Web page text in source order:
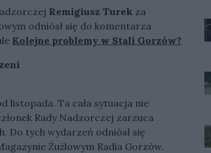
Remigiusz Turek za
odniósł się do komentarza
Kolejne problemy w Stali Gorzów?
listopada. Ta cała sytuacja nie
Rady Nadzorczej zarzuca
Do tych wydarzeń odniósł się
Żużlowym Radia Gorzów.